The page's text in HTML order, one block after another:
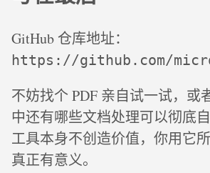
GitHub 仓库地址：
https://github.com/
不妨找个 PDF 亲自试一试，或
中还有哪些文档处理可以彻底自
工具本身不创造价值，你用它
真正有意义。